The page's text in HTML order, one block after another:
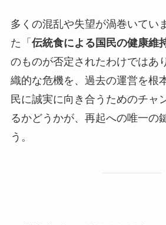
多くの混乱や失望が渦巻いてい
た「 伝統食による国民の健康維
のものが否定されたわけではあ
織的な危機を、過去の運営を根
民に誠実に向き合うためのチャ
るかどうかが、再起への唯一の
う。